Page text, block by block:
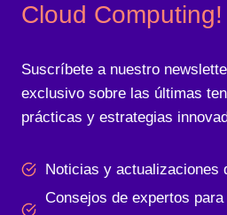
Cloud Computing!
Suscríbete a nuestro
exclusivo sobre las últimas
prácticas y estrategias
Noticias y actualizaciones
Consejos de expertos